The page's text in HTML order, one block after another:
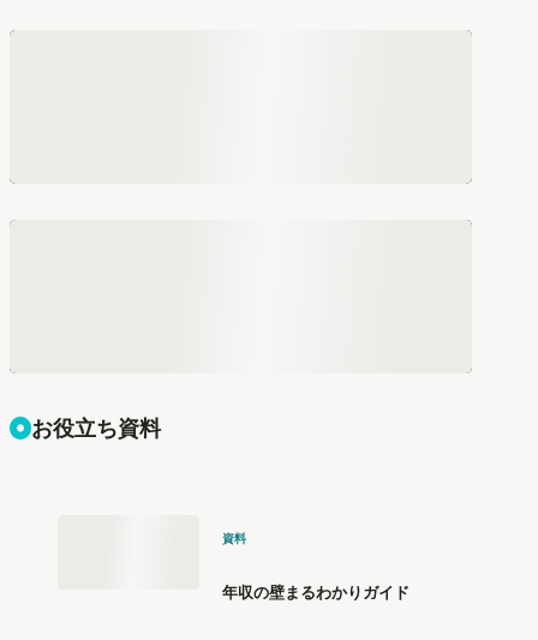
お役立ち資料
資料
年収の壁まるわかりガイド